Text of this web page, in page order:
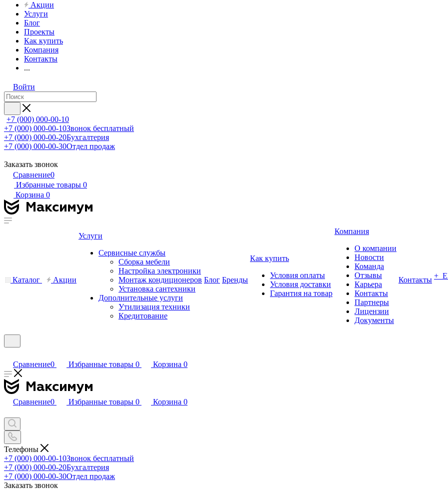
Акции
Услуги
Блог
Проекты
Как купить
Компания
Контакты
...
Войти
+7 (000) 000-00-10
+7 (000) 000-00-10Звонок бесплатный
+7 (000) 000-00-20Бухгалтерия
+7 (000) 000-00-30Отдел продаж
Заказать звонок
Сравнение0
Избранные товары 0
Корзина 0
Каталог Акции
Услуги
Сервисные службы
Сборка мебели
Настройка электроники
Монтаж кондиционеров
Установка сантехники
Дополнительные услуги
Утилизация техники
Кредитование
Блог Бренды
Как купить
Условия оплаты
Условия доставки
Гарантия на товар
Компания
О компании
Новости
Команда
Отзывы
Карьера
Контакты
Партнеры
Лицензии
Документы
Контакты +
Сравнение0 Избранные товары 0 Корзина 0
Сравнение0 Избранные товары 0 Корзина 0
Телефоны
+7 (000) 000-00-10Звонок бесплатный
+7 (000) 000-00-20Бухгалтерия
+7 (000) 000-00-30Отдел продаж
Заказать звонок